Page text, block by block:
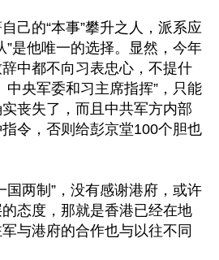
己的“本事”攀升之人，派系应
”是他唯一的选择。显然，今年
中都不向习表忠心，不提什
中央军委和习主席指挥”，只能
丧失了，而且中共军方内部
令，否则给彭京堂100个胆也
国两制”，没有感谢港府，或许
态度，那就是香港已经在地
与港府的合作也与以往不同